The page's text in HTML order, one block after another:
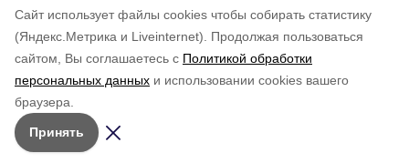
Cайт использует файлы cookies чтобы собирать статистику
(Яндекс.Метрика и Liveinternet).
Продолжая пользоваться
сайтом, Вы соглашаетесь с Политикой обработки
персональных данных и использовании cookies вашего
браузера.
Принять
Подписывайтесь на наш Telegram
канал
Рассказываем о главном в районе. Самая актуальная
и достоверная информация!